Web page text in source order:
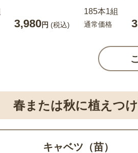
3,980円 (税込)
185本1組
通常価格
春または秋に植えつ
キャベツ（苗）